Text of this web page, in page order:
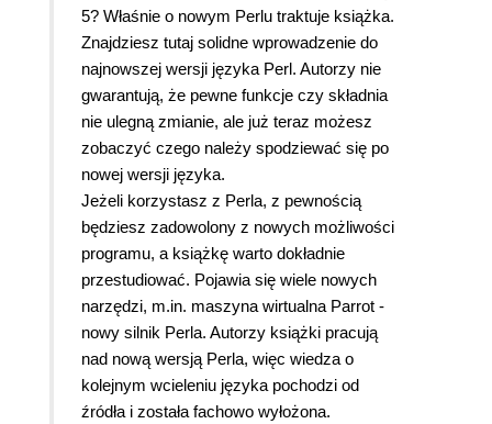
5? Właśnie o nowym Perlu traktuje książka.
Znajdziesz tutaj solidne wprowadzenie do
najnowszej wersji języka Perl. Autorzy nie
gwarantują, że pewne funkcje czy składnia
nie ulegną zmianie, ale już teraz możesz
zobaczyć czego należy spodziewać się po
nowej wersji języka.
Jeżeli korzystasz z Perla, z pewnością
będziesz zadowolony z nowych możliwości
programu, a książkę warto dokładnie
przestudiować. Pojawia się wiele nowych
narzędzi, m.in. maszyna wirtualna Parrot -
nowy silnik Perla. Autorzy książki pracują
nad nową wersją Perla, więc wiedza o
kolejnym wcieleniu języka pochodzi od
źródła i została fachowo wyłożona.